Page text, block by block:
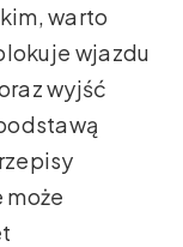
warto
wjazdu
wyjść